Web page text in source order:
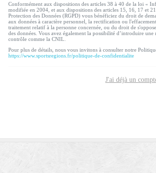
Conformément aux dispositions des articles 38 à 40 de la loi «
modifiée en 2004, et aux dispositions des articles 15, 16, 17 et
Protection des Données (RGPD) vous bénéficiez du droit de
aux données à caractère personnel, la rectification ou
traitement relatif à la personne concernée, ou du droit de
des données. Vous avez également la possibilité d’introduire
contrôle comme la CNIL.
Pour plus de détails, nous vous invitons à consulter notre
https://www.sportsregions.fr/politique-de-confidentialite
J'ai déjà un